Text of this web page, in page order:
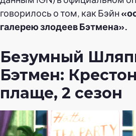
говорилось о том, как Бэйн
галерею злодеев Бэтмена».
Безумный
Бэтмен:
плаще, 2 сезон